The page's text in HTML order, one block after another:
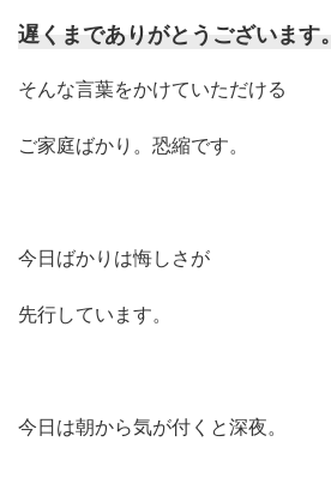
遅くまでありがとうございます。
そんな言葉をかけていただける
ご家庭ばかり。恐縮です。
今日ばかりは悔しさが
先行しています。
今日は朝から気が付くと深夜。